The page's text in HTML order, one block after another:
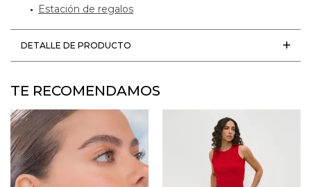
Estación de regalos
DETALLE DE PRODUCTO
TE RECOMENDAMOS